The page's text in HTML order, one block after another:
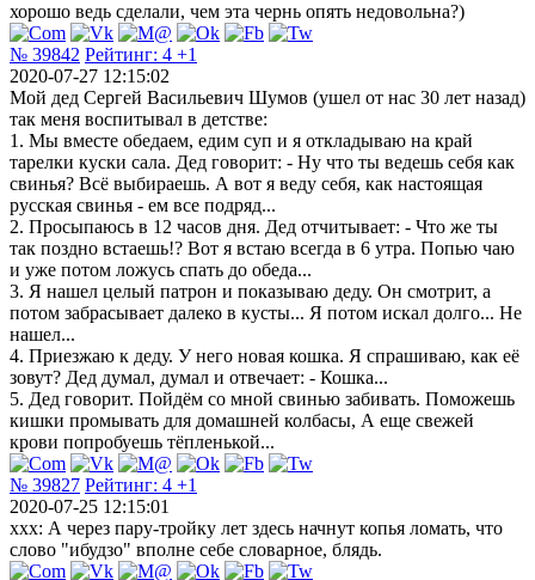
хорошо ведь сделали, чем эта чернь опять недовольна?)
№ 39842 Рейтинг: 4 +1
2020-07-27 12:15:02
Мой дед Сергей Васильевич Шумов (ушел от нас 30 лет назад)
так меня воспитывал в детстве:
1. Мы вместе обедаем, едим суп и я откладываю на край
тарелки куски сала. Дед говорит: - Ну что ты ведешь себя как
свинья? Всё выбираешь. А вот я веду себя, как настоящая
русская свинья - ем все подряд...
2. Просыпаюсь в 12 часов дня. Дед отчитывает: - Что же ты
так поздно встаешь!? Вот я встаю всегда в 6 утра. Попью чаю
и уже потом ложусь спать до обеда...
3. Я нашел целый патрон и показываю деду. Он смотрит, а
потом забрасывает далеко в кусты... Я потом искал долго... Не
нашел...
4. Приезжаю к деду. У него новая кошка. Я спрашиваю, как её
зовут? Дед думал, думал и отвечает: - Кошка...
5. Дед говорит. Пойдём со мной свинью забивать. Поможешь
кишки промывать для домашней колбасы, А еще свежей
крови попробуешь тёпленькой...
№ 39827 Рейтинг: 4 +1
2020-07-25 12:15:01
xxx: А через пару-тройку лет здесь начнут копья ломать, что
слово "ибудзо" вполне себе словарное, блядь.